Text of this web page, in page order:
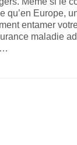
qu’en Europe,
entamer
maladie